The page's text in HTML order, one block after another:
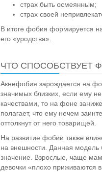
страх быть осмеянным;
страх своей
В итоге фобия формируется на
его «уродства».
ЧТО СПОСОБСТВУЕТ
Акнефобия зарождается на
значимых близких, если ему
качествами, то на фоне
полагает, что ему нечем
оттолкнут от него товарищей.
На развитие фобии также
на внешности. Данная модель
значение. Взрослые, чаще
девочки «плохо приживаются